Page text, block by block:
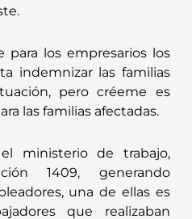
los empresarios los
indemnizar las familias
pero créeme es
las familias afectadas.
ministerio de trabajo,
1409, generando
una de ellas es
que realizaban